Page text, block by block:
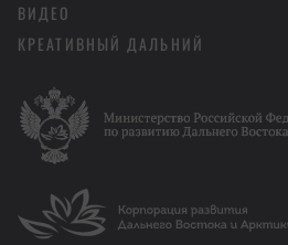
ВИДЕО
КРЕАТИВНЫЙ ДАЛЬНИЙ